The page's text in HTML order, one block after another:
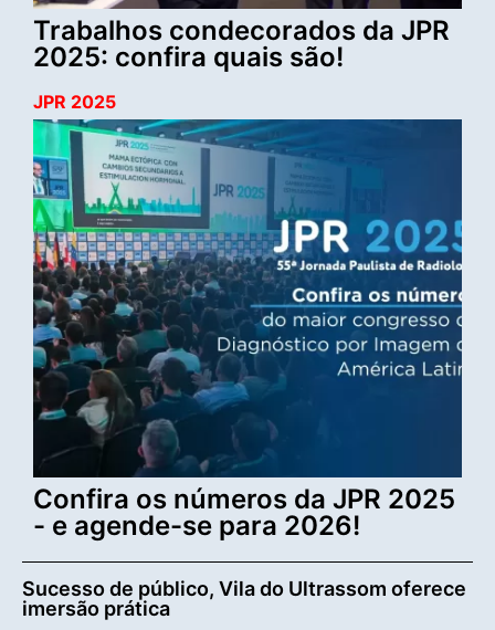
Trabalhos condecorados da JPR
2025: confira quais são!
JPR 2025
Confira os números da JPR 2025
- e agende-se para 2026!
Sucesso de público, Vila do Ultrassom oferece
imersão prática